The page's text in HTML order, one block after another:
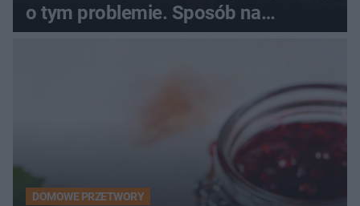
o tym problemie. Sposób na
pociemniałą biżuterię
DOMOWE PRZETWORY